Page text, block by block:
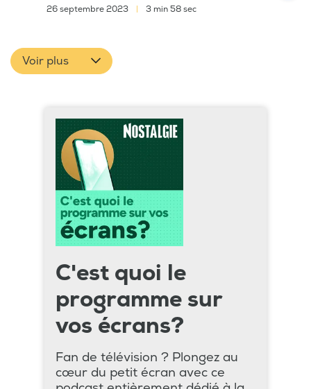
26 septembre 2023 3 min 58 sec
Voir plus
C'est quoi le
programme sur
vos écrans?
Fan de télévision ? Plongez au
cœur du petit écran avec ce